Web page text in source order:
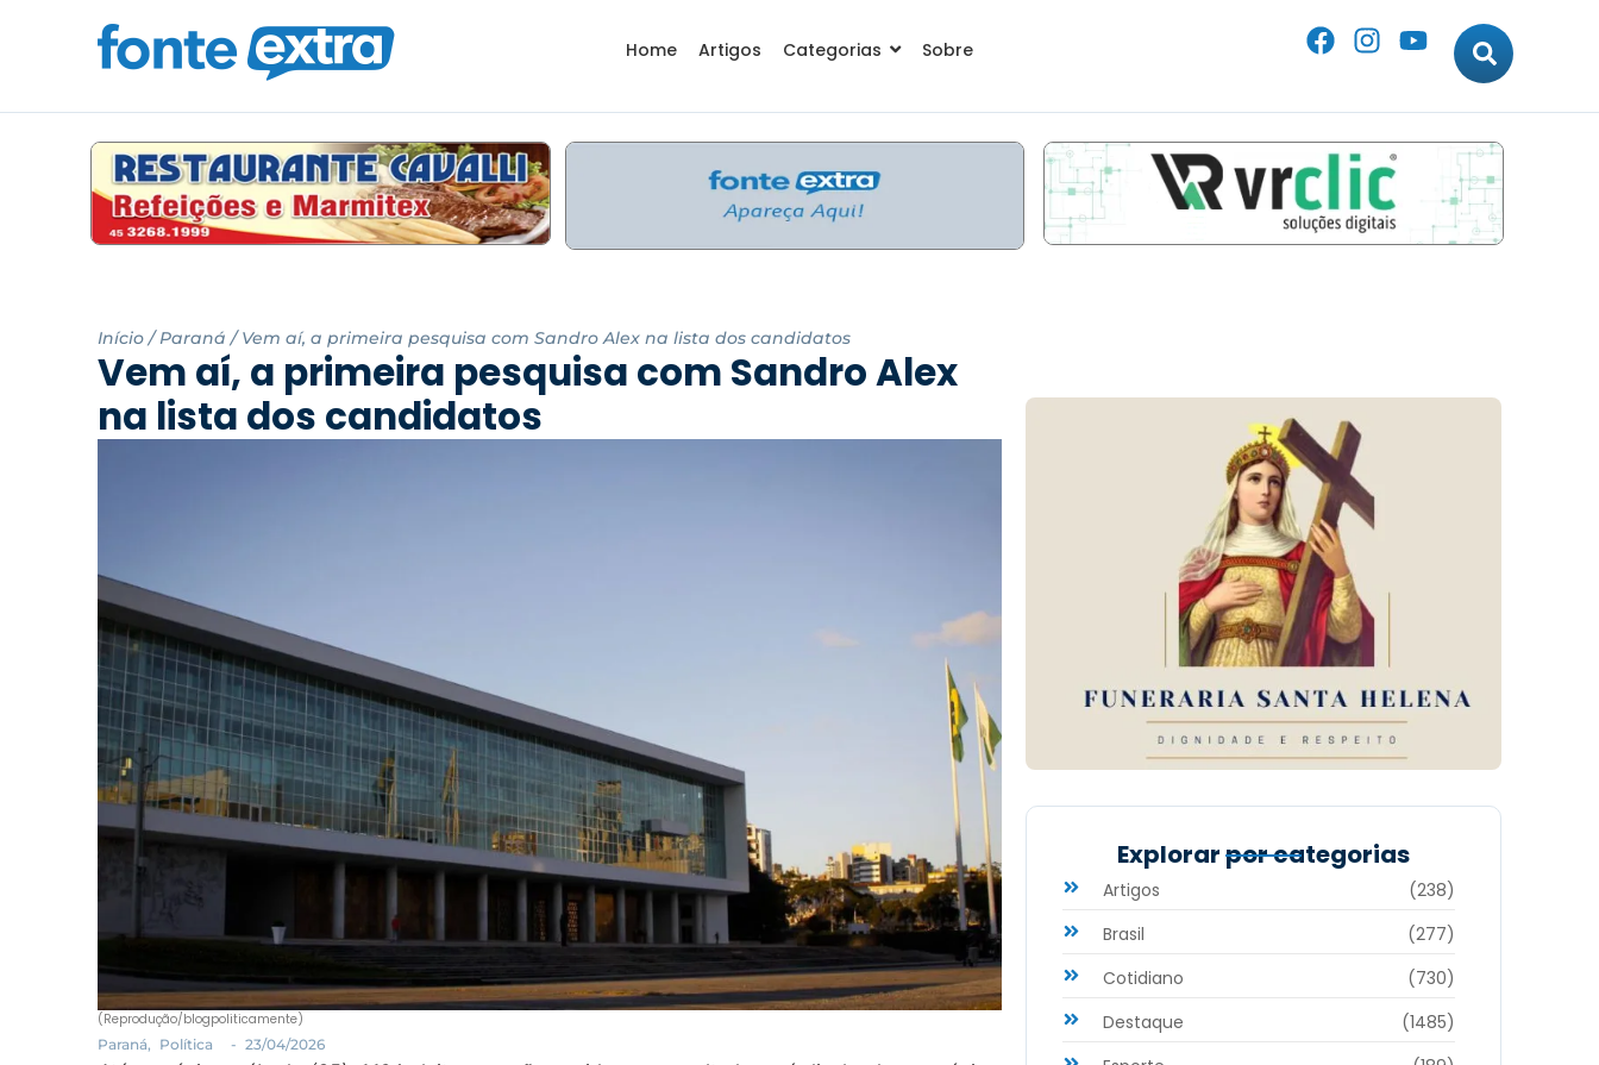
Home Artigos Categorias Sobre
Início / Paraná / Vem aí, a primeira pesquisa com Sandro Alex na lista dos candidatos
Vem aí, a primeira pesquisa com Sandro Alex
na lista dos candidatos
(Reprodução/blogpoliticamente)
Paraná, Política - 23/04/2026
Explorar por categorias
Artigos
(238)
Brasil
(277)
Cotidiano
(730)
Destaque
(1485)